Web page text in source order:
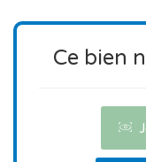
Que demander
Contactez-
Ce bien